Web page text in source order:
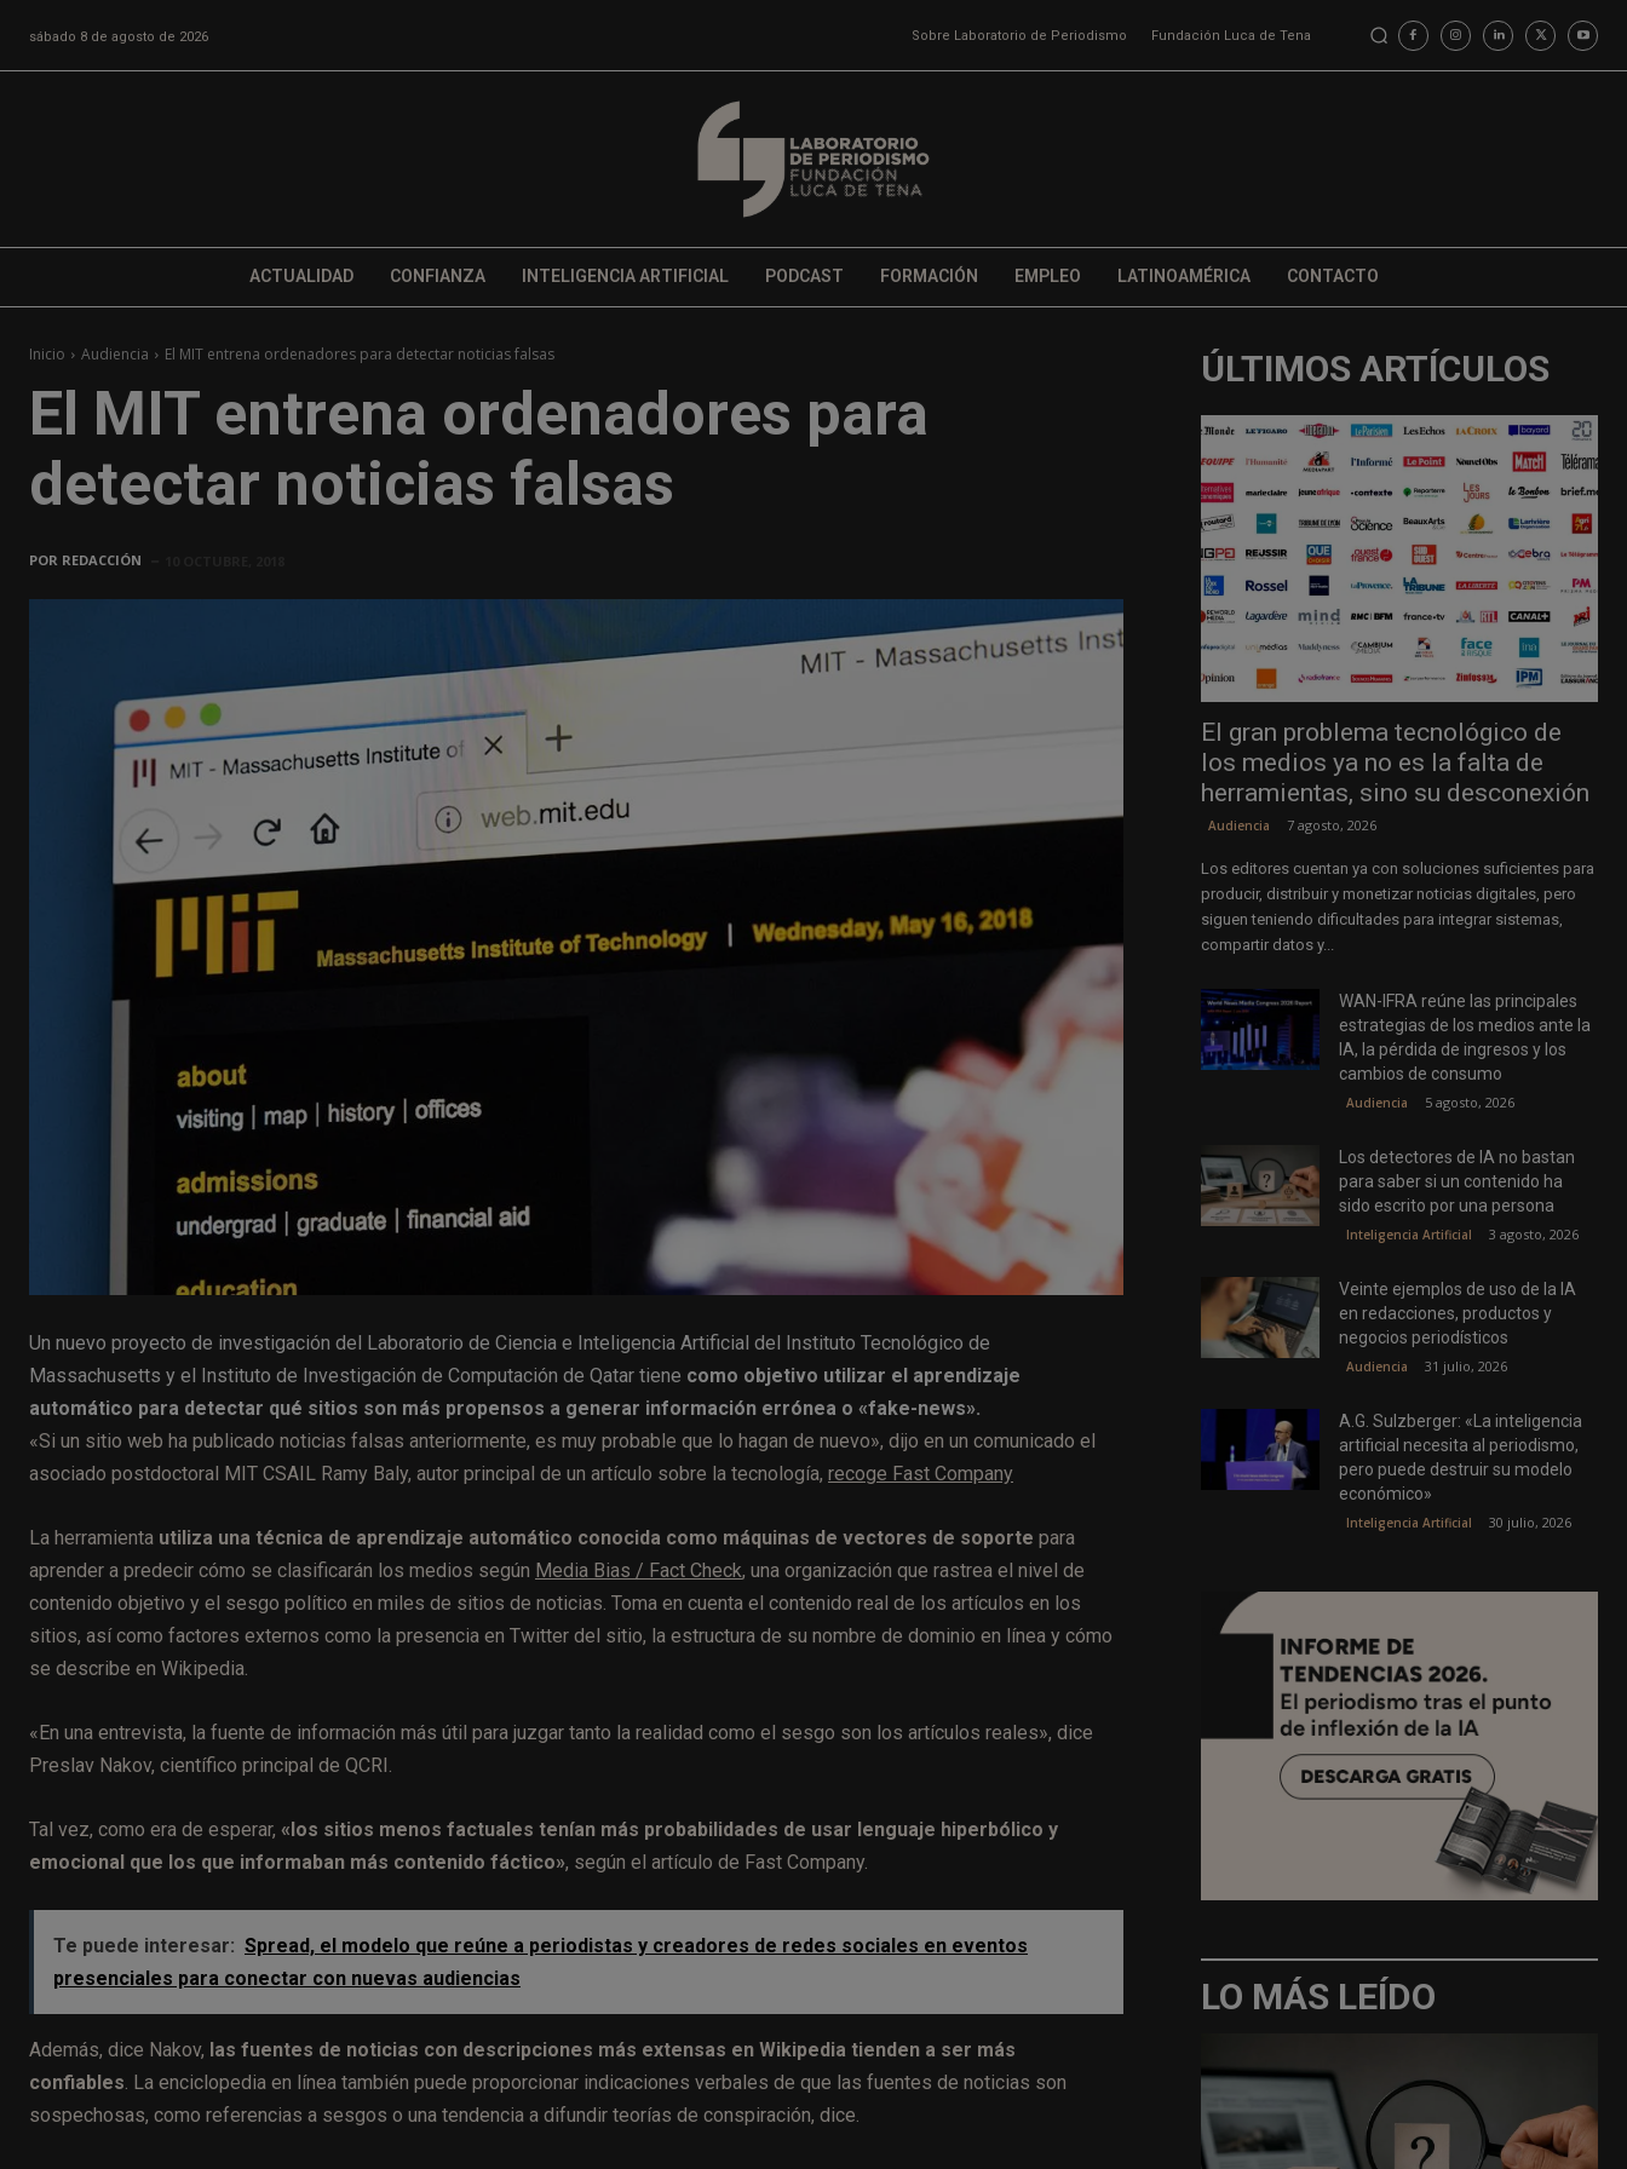
sábado 8 de agosto de 2026 Sobre Laboratorio de Periodismo Fundación Luca de Tena
ACTUALIDAD CONFIANZA INTELIGENCIA ARTIFICIAL PODCAST FORMACIÓN EMPLEO LATINOAMÉRICA CONTACTO
Inicio Audiencia El MIT entrena ordenadores para detectar noticias falsas
El MIT entrena ordenadores para
detectar noticias falsas
POR REDACCIÓN
Un nuevo proyecto de investigación del Laboratorio de Ciencia e Inteligencia Artificial del Instituto Tecnológico de
Massachusetts y el Instituto de Investigación de Computación de Qatar tiene como objetivo utilizar el aprendizaje
automático para detectar qué sitios son más propensos a generar información errónea o «fake-news».
«Si un sitio web ha publicado noticias falsas anteriormente, es muy probable que lo hagan de nuevo», dijo en un comunicado el
asociado postdoctoral MIT CSAIL Ramy Baly, autor principal de un artículo sobre la tecnología, recoge Fast Company
La herramienta utiliza una técnica de aprendizaje automático conocida como máquinas de vectores de soporte para
aprender a predecir cómo se clasificarán los medios según Media Bias / Fact Check, una organización que rastrea el nivel de
contenido objetivo y el sesgo político en miles de sitios de noticias. Toma en cuenta el contenido real de los artículos en los
sitios, así como factores externos como la presencia en Twitter del sitio, la estructura de su nombre de dominio en línea y cómo
se describe en Wikipedia.
«En una entrevista, la fuente de información más útil para juzgar tanto la realidad como el sesgo son los artículos reales», dice
Preslav Nakov, científico principal de QCRI.
Tal vez, como era de esperar, «los sitios menos factuales tenían más probabilidades de usar lenguaje hiperbólico y
emocional que los que informaban más contenido fáctico», según el artículo de Fast Company.
Te puede interesar: Spread, el modelo que reúne a periodistas y creadores de redes sociales en eventos
presenciales para conectar con nuevas audiencias
Además, dice Nakov, las fuentes de noticias con descripciones más extensas en Wikipedia tienden a ser más
confiables. La enciclopedia en línea también puede proporcionar indicaciones verbales de que las fuentes de noticias son
sospechosas, como referencias a sesgos o una tendencia a difundir teorías de conspiración, dice.
ÚLTIMOS ARTÍCULOS
El gran problema tecnológico de
los medios ya no es la falta de
herramientas, sino su desconexión
Audiencia 7 agosto, 2026
Los editores cuentan ya con soluciones suficientes para
producir, distribuir y monetizar noticias digitales, pero
siguen teniendo dificultades para integrar sistemas,
compartir datos y...
WAN-IFRA reúne las principales
estrategias de los medios ante la
IA, la pérdida de ingresos y los
cambios de consumo
Audiencia 5 agosto, 2026
Los detectores de IA no bastan
para saber si un contenido ha
sido escrito por una persona
Inteligencia Artificial 3 agosto, 2026
Veinte ejemplos de uso de la IA
en redacciones, productos y
negocios periodísticos
Audiencia 31 julio, 2026
A.G. Sulzberger: «La inteligencia
artificial necesita al periodismo,
pero puede destruir su modelo
económico»
Inteligencia Artificial 30 julio, 2026
LO MÁS LEÍDO